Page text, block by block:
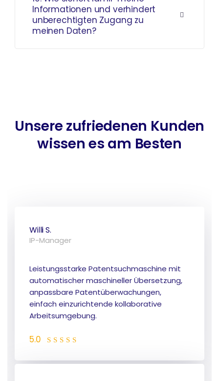
Informationen und verhindert
unberechtigten Zugang zu
meinen Daten?
Unsere zufriedenen Kunden
wissen es am Besten
Willi S.
IP-Manager
Leistungsstarke Patentsuchmaschine mit
automatischer maschineller Übersetzung,
anpassbare Patentüberwachungen,
einfach einzurichtende kollaborative
Arbeitsumgebung.
5.0